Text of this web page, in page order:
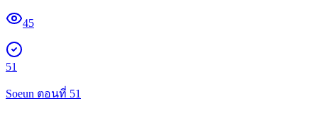
45
51
Soeun ตอนที่ 51